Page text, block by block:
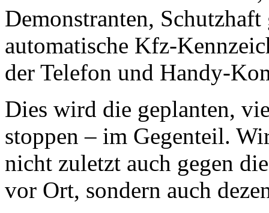
Demonstranten,
automatische Kfz-
der Telefon und Handy-
Dies wird die geplanten,
stoppen – im Gegenteil.
nicht zuletzt auch gegen
vor Ort, sondern auch